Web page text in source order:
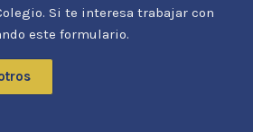
Si te interesa trabajar con
este formulario.